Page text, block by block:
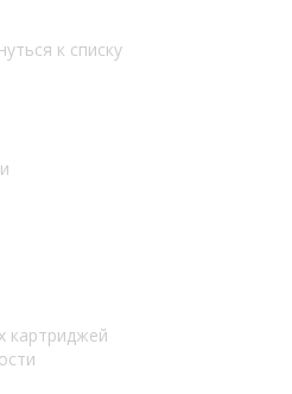
к списку
картриджей